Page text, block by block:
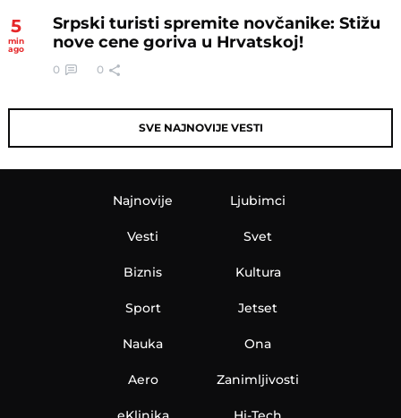
5
min
ago
Srpski turisti spremite novčanike: Stižu
nove cene goriva u Hrvatskoj!
0 0
SVE NAJNOVIJE VESTI
Najnovije
Vesti
Biznis
Sport
Nauka
Aero
Ljubimci
Svet
Kultura
Jetset
Ona
Zanimljivosti